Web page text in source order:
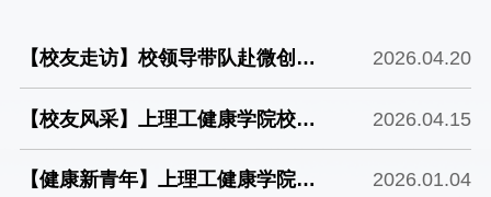
【校友走访】校领导带队赴微创集
团走访调研并看望校友
2026.04.20
【校友风采】上理工健康学院校友
刘镭：让世界看见高端腔镜“中国
造”
2026.04.15
【健康新青年】上理工健康学院姚
2026.01.04